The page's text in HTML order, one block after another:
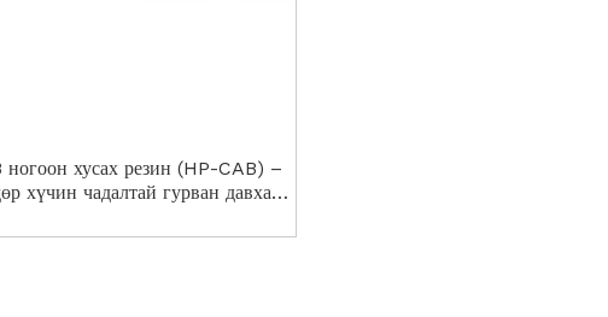
ногоон хусах резин (HP-CAB) –
хүчин чадалтай гурван давхар